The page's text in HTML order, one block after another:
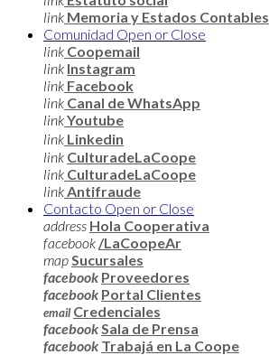
link Memoria y Estados Contables
Comunidad Open or Close
link Coopemail
link Instagram
link Facebook
link Canal de WhatsApp
linkYoutube
link Linkedin
link CulturadeLaCoope
link CulturadeLaCoope
linkAntifraude
Contacto Open or Close
address Hola Cooperativa
facebook /LaCoopeAr
mapSucursales
facebook Proveedores
facebook Portal Clientes
email Credenciales
facebookSala de Prensa
facebook Trabajá en La Coope